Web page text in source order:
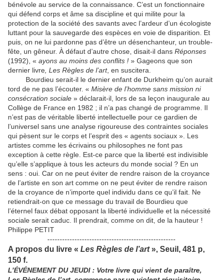
bénévole au service de la connaissance. C’est un fonctionnaire
qui défend corps et âme sa discipline et qui milite pour la
protection de la société des savants avec l’ardeur d’un écologiste
luttant pour la sauvegarde des espèces en voie de disparition. Et
puis, on ne lui pardonne pas d’être un désenchanteur, un trouble-
fête, un gêneur. À défaut d’autre chose, disait-il dans Réponses
(1992), « ayons au moins des conflits ! » Gageons que son
dernier livre , Les Règles de l’art, en suscitera.
Bourdieu serait-il le dernier enfant de Durkheim qu’on aurait
tord de ne pas l’écouter. « Misère de l’homme sans mission ni
consécration sociale » déclarait-il, lors de sa leçon inaugurale au
Collège de France en 1982 ; il n’a pas changé de programme. Il
n’est pas de véritable liberté intellectuelle pour ce gardien de
l’universel sans une analyse rigoureuse des contraintes sociales
qui pèsent sur le corps et l’esprit des « agents sociaux ». Les
artistes comme les écrivains ou philosophes ne font pas
exception à cette règle. Est-ce parce que la liberté est indivisible
qu’elle s’applique à tous les acteurs du monde social ? En un
sens : oui. Car on ne peut éviter de rendre raison de la croyance
de l’artiste en son art comme on ne peut éviter de rendre raison
de la croyance de n’importe quel individu dans ce qu’il fait. Ne
retiendrait-on que ce message du travail de Bourdieu que
l’éternel faux débat opposant la liberté individuelle et la nécessité
sociale serait caduc. Il prendrait, comme on dit, de la hauteur !
Philippe PETIT
----------------------------------------------------
A propos du livre « Les Règles de l’art», Seuil, 481 p,
150 f.
L’ÉVÉNEMENT DU JEUDI : Votre livre qui vient de paraître,